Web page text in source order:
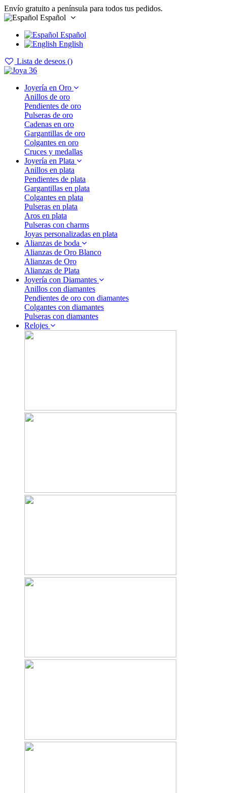
Envío gratuito a península para todos tus pedidos.
Español
Español
English
Lista de deseos ()
Joyería en Oro
Anillos de oro
Pendientes de oro
Pulseras de oro
Cadenas en oro
Gargantillas de oro
Colgantes en oro
Cruces y medallas
Joyería en Plata
Anillos en plata
Pendientes de plata
Gargantillas en plata
Colgantes en plata
Pulseras en plata
Aros en plata
Pulseras con charms
Joyas personalizadas en plata
Alianzas de boda
Alianzas de Oro Blanco
Alianzas de Oro
Alianzas de Plata
Joyería con Diamantes
Anillos con diamantes
Pendientes de oro con diamantes
Colgantes con diamantes
Pulseras con diamantes
Relojes